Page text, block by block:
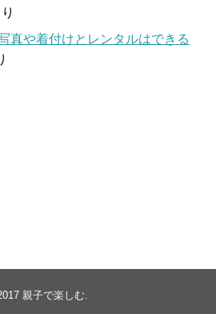
真や着付けとレンタルはできる
親子で楽しむ